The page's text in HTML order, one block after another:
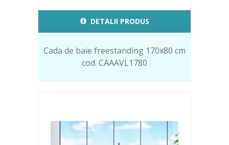
DETALII PRODUS
Cada de baie freestanding 170x80 cm
cod. CAAAVL1780